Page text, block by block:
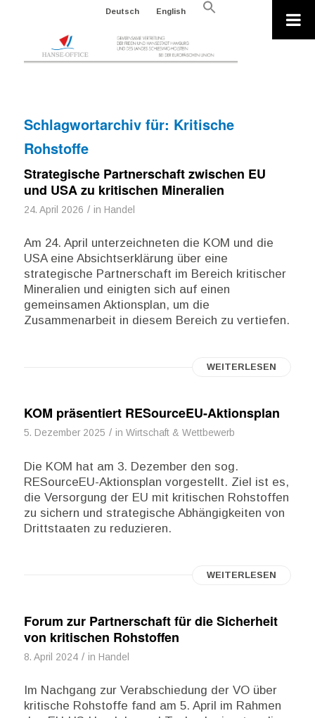
Deutsch English
Search
Schlagwortarchiv für: Kritische
Rohstoffe
Strategische Partnerschaft zwischen EU
und USA zu kritischen Mineralien
24. April 2026 / in Handel
Am 24. April unterzeichneten die KOM und die
USA eine Absichtserklärung über eine
strategische Partnerschaft im Bereich kritischer
Mineralien und einigten sich auf einen
gemeinsamen Aktionsplan, um die
Zusammenarbeit in diesem Bereich zu vertiefen.
WEITERLESEN
KOM präsentiert RESourceEU-Aktionsplan
5. Dezember 2025 / in Wirtschaft & Wettbewerb
Die KOM hat am 3. Dezember den sog.
RESourceEU-Aktionsplan vorgestellt. Ziel ist es,
die Versorgung der EU mit kritischen Rohstoffen
zu sichern und strategische Abhängigkeiten von
Drittstaaten zu reduzieren.
WEITERLESEN
Forum zur Partnerschaft für die Sicherheit
von kritischen Rohstoffen
8. April 2024 / in Handel
Im Nachgang zur Verabschiedung der VO über
kritische Rohstoffe fand am 5. April im Rahmen